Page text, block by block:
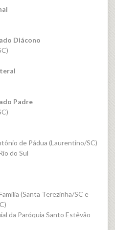
Diácono
Padre
de Pádua (Laurentino/SC)
do Sul
(Santa Terezinha/SC e
da Paróquia Santo Estêvão